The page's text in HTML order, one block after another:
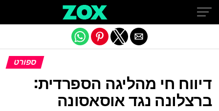
ספורט
דיווח חי מהליגה הספרדית:
ברצלונה נגד אוסאסונה
Exit mobile version